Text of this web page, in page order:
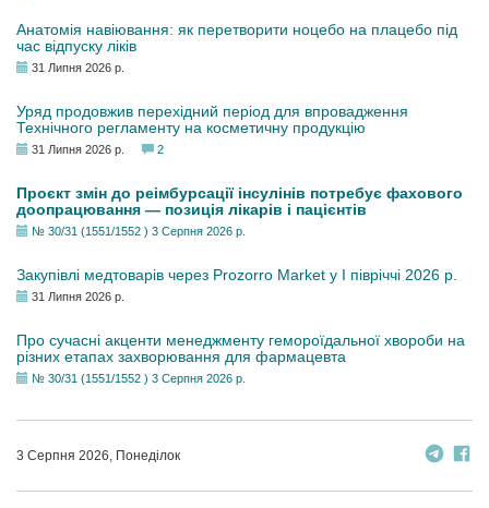
Анатомія навіювання: як перетворити ноцебо на плацебо під
час відпуску ліків
31 Липня 2026 р.
Уряд продовжив перехідний період для впровадження
Технічного регламенту на косметичну продукцію
31 Липня 2026 р. 2
Проєкт змін до реімбурсації інсулінів потребує фахового
доопрацювання — позиція лікарів і пацієнтів
№ 30/31 (1551/1552 ) 3 Серпня 2026 р.
Закупівлі медтоварів через Prozorro Market у I півріччі 2026 р.
31 Липня 2026 р.
Про сучасні акценти менеджменту гемороїдальної хвороби на
різних етапах захворювання для фармацевта
№ 30/31 (1551/1552 ) 3 Серпня 2026 р.
3 Серпня 2026, Понеділок